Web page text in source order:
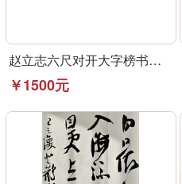
赵立志六尺对开大字榜书作品《永受嘉福》
￥1500元